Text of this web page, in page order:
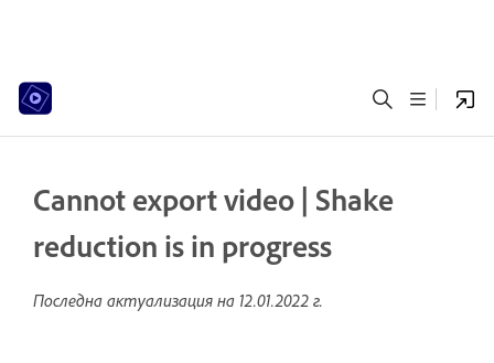
Cannot export video | Shake
reduction is in progress
Последна актуализация на 12.01.2022 г.